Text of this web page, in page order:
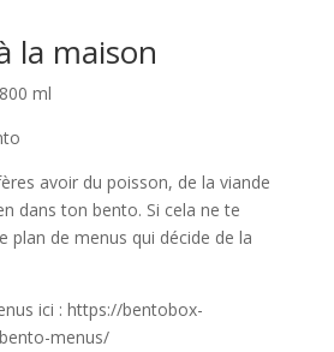
la maison
ml
avoir du poisson, de la viande
dans ton bento. Si cela ne te
plan de menus qui décide de la
ici : https://bentobox-
menus/